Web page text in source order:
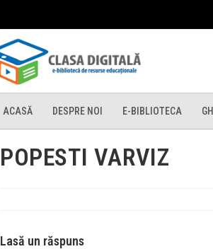
ACASĂ DESPRE NOI E-BIBLIOTECA
POPESTI VARVIZ
Lasă un răspuns